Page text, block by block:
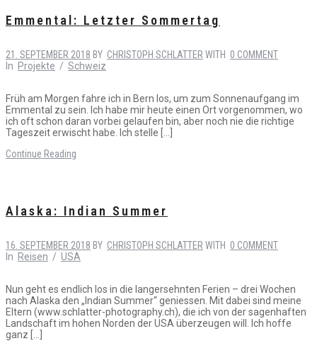
Emmental: Letzter Sommertag
21. SEPTEMBER 2018 BY CHRISTOPH SCHLATTER WITH 0 COMMENT
In Projekte / Schweiz
Früh am Morgen fahre ich in Bern los, um zum Sonnenaufgang im
Emmental zu sein. Ich habe mir heute einen Ort vorgenommen, wo
ich oft schon daran vorbei gelaufen bin, aber noch nie die richtige
Tageszeit erwischt habe. Ich stelle […]
Continue Reading
Alaska: Indian Summer
16. SEPTEMBER 2018 BY CHRISTOPH SCHLATTER WITH 0 COMMENT
In Reisen / USA
Nun geht es endlich los in die langersehnten Ferien – drei Wochen
nach Alaska den „Indian Summer“ geniessen. Mit dabei sind meine
Eltern (www.schlatter-photography.ch), die ich von der sagenhaften
Landschaft im hohen Norden der USA überzeugen will. Ich hoffe
ganz […]